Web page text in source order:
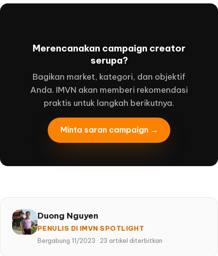
Merencanakan campaign creator
serupa?
Bagikan market, kategori, dan objektif
Anda. IMVN akan memberi rekomendasi
praktis untuk langkah berikutnya.
Minta saran campaign →
Duong Nguyen
PENULIS DI IMVN SPOTLIGHT
Bergabung 11/2023 · 23 artikel diterbitkan